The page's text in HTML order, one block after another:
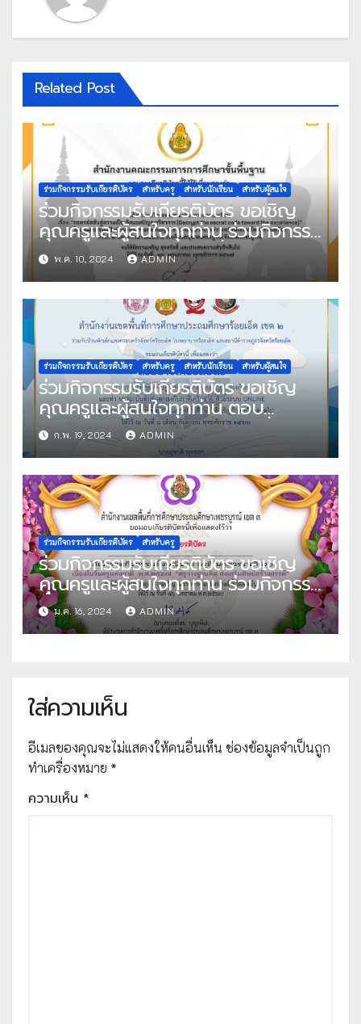
Related Post
ร่วมกิจกรรมรับเกียรติบัตร สำหรับครู สำหรับนักเรียน สำหรับผู้สนใจ
ร่วมกิจกรรมรับเกียรติบัตร ขอเชิญ
คุณครูและผู้สนใจทุกท่าน ร่วมกิจกรรม
รับเกียรติบัตรออนไลน์ เรื่อง ถอดรหัส
ลับสู่ความเป็นเลิศยอดปัญญาวิชาการ
(Decrypt the secret code toward
the excellence) งานมหกรรม
วิชาการอนุบาลประจำจังหวัดภาคเหนือ
ครั้งที่ 3 ปีการศึกษา 2566 รับเกียรติ
บัตรทาง E-mail โดยนายสุรินทร์ มั่น
ประสงค์ ผู้ช่วยเลขาธิการคณะกรรมการ
การศึกษาขั้นพื้นฐาน
พ.ค. 10, 2024 ADMIN
ร่วมกิจกรรมรับเกียรติบัตร สำหรับครู สำหรับนักเรียน สำหรับผู้สนใจ
ร่วมกิจกรรมรับเกียรติบัตร ขอเชิญ
คุณครูและผู้สนใจทุกท่าน ตอบ
แบบสอบถามความพึงพอใจ เพื่อรับ
เกียรติบัตรการประชุมเชิงปฏิบัติการ
ความปลอดภัยในโรงเรียนและทำ
MOU บันทึกข้อตกลงกับภาคีเครือข่าย
ด้วยระบบ online รับเกียรติบัตรทาง
E-mail ทันที หลังจากตอบ
แบบสอบถามแล้ว จัดทำโดย
สพป.ร้อยเอ็ด เขต 2
ก.พ. 19, 2024 ADMIN
ร่วมกิจกรรมรับเกียรติบัตร สำหรับครู
ร่วมกิจกรรมรับเกียรติบัตร ขอเชิญ
คุณครูและผู้สนใจทุกท่าน ร่วมกิจกรรม
ตั้งปณิธานวันครูด้วยระบบ
อิเล็กทรอนิกส์ เพื่อรับเกียรติบัตรครูดี
ม.ค. 16, 2024 ADMIN
ใส่ความเห็น
อีเมลของคุณจะไม่แสดงให้คนอื่นเห็น ช่องข้อมูลจำเป็นถูก
ทำเครื่องหมาย *
ความเห็น *